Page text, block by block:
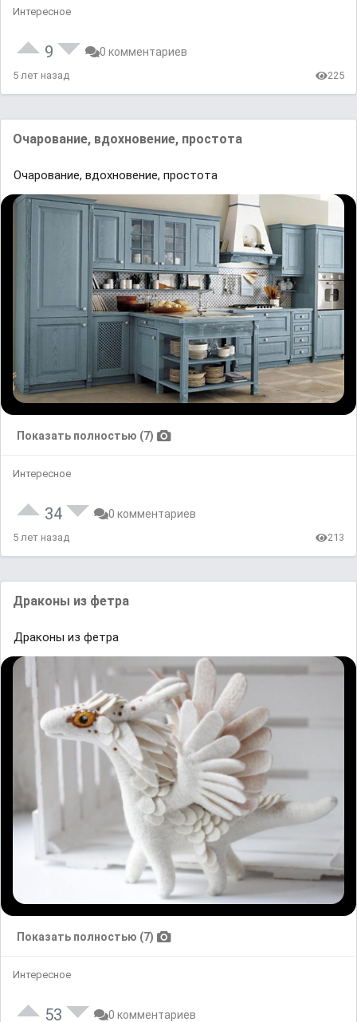
Интересное
9 0 комментариев
5 лет назад 225
Очарование, вдохновение, простота
Очарование, вдохновение, простота
Показать полностью (7)
Интересное
34 0 комментариев
5 лет назад 213
Драконы из фетра
Драконы из фетра
Показать полностью (7)
Интересное
53 0 комментариев